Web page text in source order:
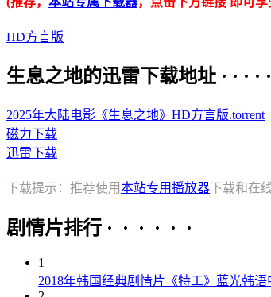
HD方言版
生息之地的迅雷下载地址 · · · · ·
2025年大陆电影《生息之地》HD方言版.torrent
磁力下载
迅雷下载
下载提示：推荐使用本站专用播放器下载和在
剧情片排行 · · · · · ·
1
2018年韩国经典剧情片《特工》蓝光韩语